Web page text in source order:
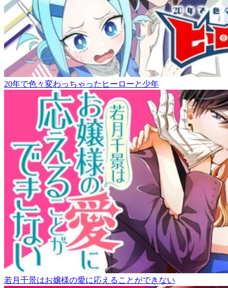
20年で色々変わっちゃったヒーローと少年
若月千景はお嬢様の愛に応えることができない